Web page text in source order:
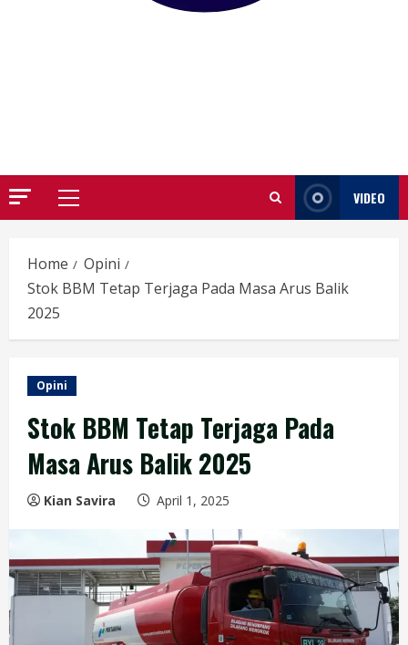
Primary
VIDEO
Home
Opini
Stok BBM Tetap Terjaga Pada Masa Arus Balik
2025
Opini
Stok BBM Tetap Terjaga Pada
Masa Arus Balik 2025
Kian Savira April 1, 2025